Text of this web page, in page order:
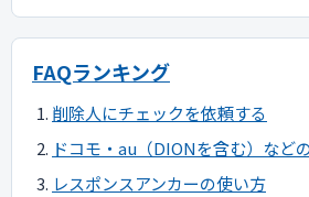
FAQランキング
削除人にチェックを依頼する
ドコモ・au（DIONを含む）など
レスポンスアンカーの使い方